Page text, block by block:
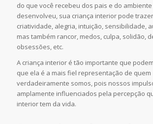
do que você recebeu dos pais e do
desenvolveu, sua criança interior pode
criatividade, alegria, intuição, sensibilidade,
mas também rancor, medos, culpa, solidão,
obsessões, etc.
A criança interior é tão importante que
que ela é a mais fiel representação de quem
verdadeiramente somos, pois nossos
amplamente influenciados pela percepção
interior tem da vida.